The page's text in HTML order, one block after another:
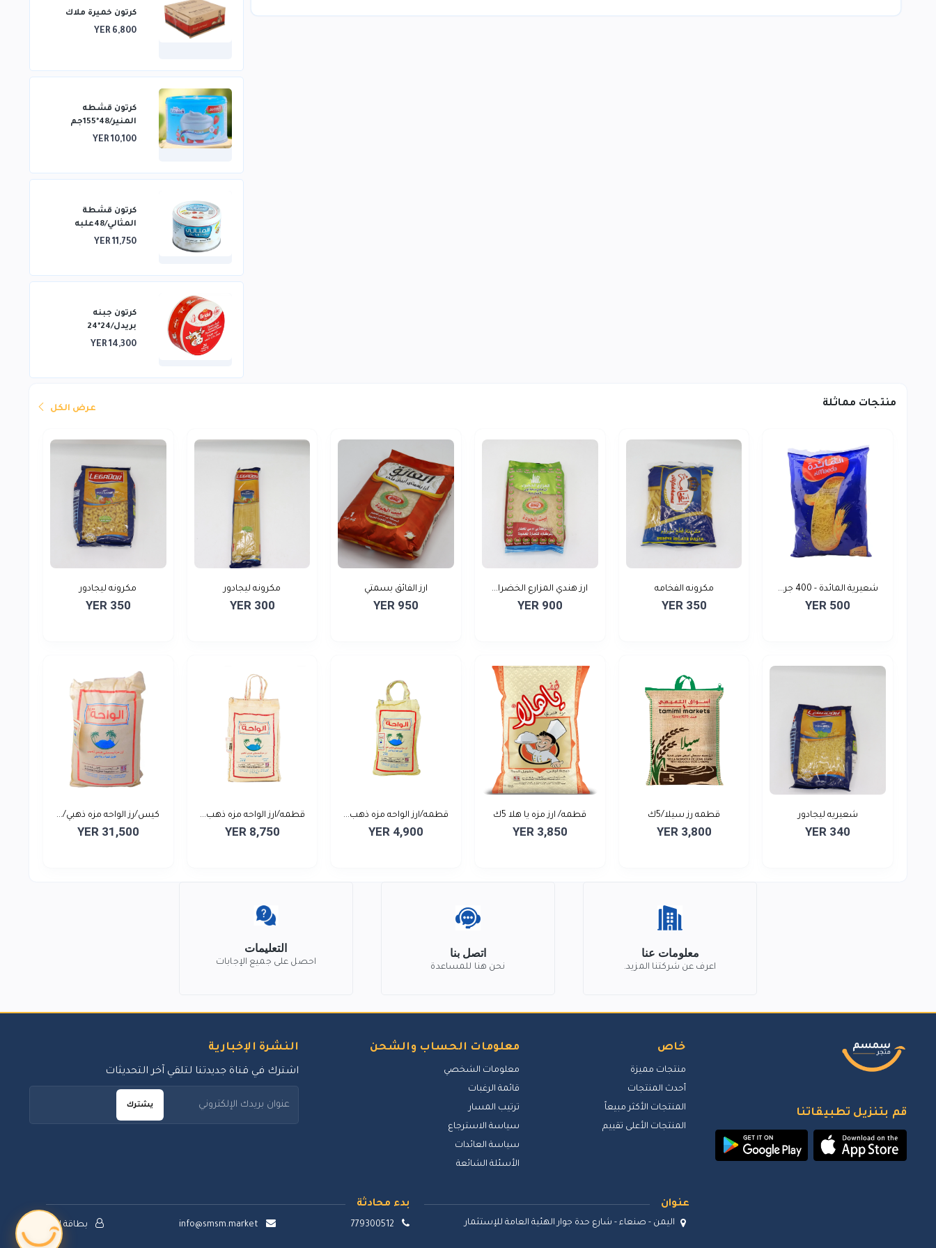
كرتون خميرة ملاك
YER 6,800
كرتون قشطه
المنير/48*155جم
YER 10,100
كرتون قشطة
المثالي/48علبه
YER 11,750
كرتون جبنه
بريدل/24*24
YER 14,300
منتجات مماثلة عرض الكل
شعيرية المائدة - 400 جر...
YER 500
مكرونه الفخامه
YER 350
ارز هندي المزارع الخضرا...
YER 900
ارز الفائق بسمتي
YER 950
مكرونه ليجادور
YER 300
مكرونه ليجادور
YER 350
شعيريه ليجادور
YER 340
قطمه رز سيلا/5ك
YER 3,800
قطمه/ ارز مزه يا هلا 5ك
YER 3,850
قطمه/ارز الواحه مزه ذهب...
YER 4,900
قطمه/ارز الواحه مزه ذهب...
YER 8,750
كيس/رز الواحه مزه ذهبي/...
YER 31,500
معلومات عنا
اعرف عن شركتنا المزيد.
اتصل بنا
نحن هنا للمساعدة
التعليمات
احصل على جميع الإجابات
قم بتنزيل تطبيقاتنا
خاص
منتجات مميزة
أحدث المنتجات
المنتجات الأكثر مبيعاً
المنتجات الأعلى تقييم
معلومات الحساب والشحن
معلومات الشخصي
قائمة الرغبات
ترتيب المسار
سياسة الاسترجاع
سياسة العائدات
الأسئلة الشائعة
النشرة الإخبارية
اشترك في قناة جديدتنا لتلقي آخر التحديثات
يشترك
بدء محادثة
779300512
info@smsm.market بطاقة الدعم
عنوان
اليمن - صنعاء - شارع حدة جوار الهئية العامة للإستثمار